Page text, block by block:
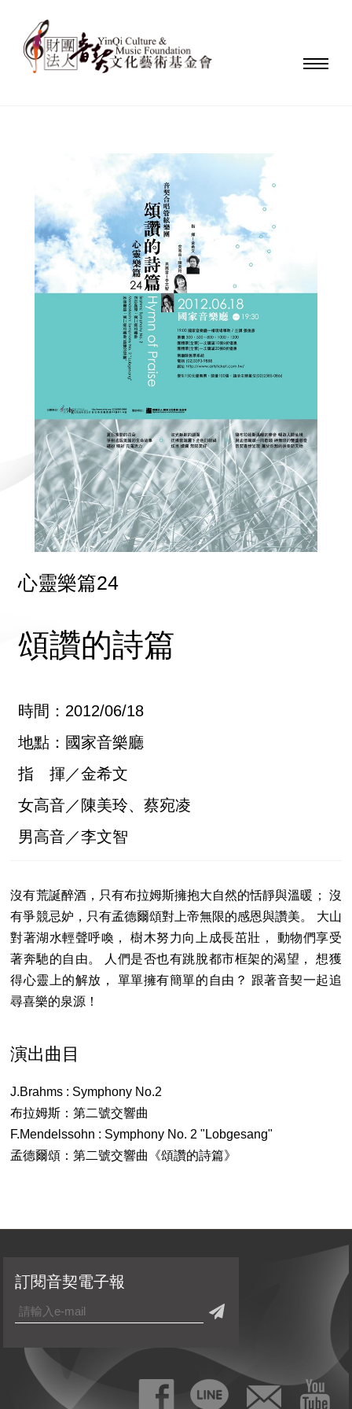
心靈樂篇24
頌讚的詩篇
時間：2012/06/18
地點：國家音樂廳
指 揮／金希文
女高音／陳美玲、蔡宛凌
男高音／李文智
沒有荒誕醉酒，只有布拉姆斯擁抱大自然的恬靜與溫暖； 沒
有爭競忌妒，只有孟德爾頌對上帝無限的感恩與讚美。 大山
對著湖水輕聲呼喚， 樹木努力向上成長茁壯， 動物們享受
著奔馳的自由。 人們是否也有跳脫都市框架的渴望， 想獲
得心靈上的解放， 單單擁有簡單的自由？ 跟著音契一起追
尋喜樂的泉源！
演出曲目
J.Brahms : Symphony No.2
布拉姆斯：第二號交響曲
F.Mendelssohn : Symphony No. 2 "Lobgesang"
孟德爾頌：第二號交響曲《頌讚的詩篇》
訂閱音契電子報